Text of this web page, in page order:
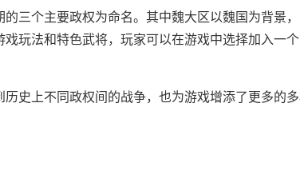
三个主要政权为命名。其中魏大区以魏国为背景
玩法和特色武将，玩家可以在游戏中选择加入一
史上不同政权间的战争，也为游戏增添了更多的多